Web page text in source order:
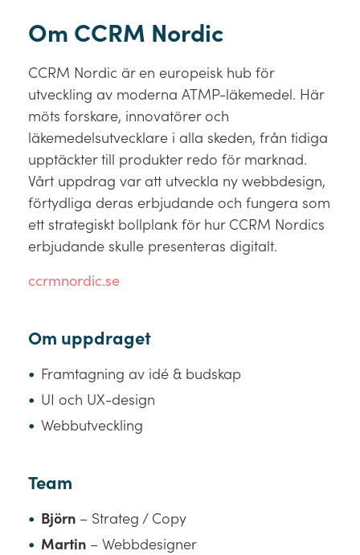
Om CCRM Nordic
CCRM Nordic är en europeisk hub för
utveckling av moderna ATMP-läkemedel. Här
möts forskare, innovatörer och
läkemedelsutvecklare i alla skeden, från tidiga
upptäckter till produkter redo för marknad.
Vårt uppdrag var att utveckla ny webbdesign,
förtydliga deras erbjudande och fungera som
ett strategiskt bollplank för hur CCRM Nordics
erbjudande skulle presenteras digitalt.
ccrmnordic.se
Om uppdraget
Framtagning av idé & budskap
UI och UX-design
Webbutveckling
Team
Björn – Strateg / Copy
Martin – Webbdesigner